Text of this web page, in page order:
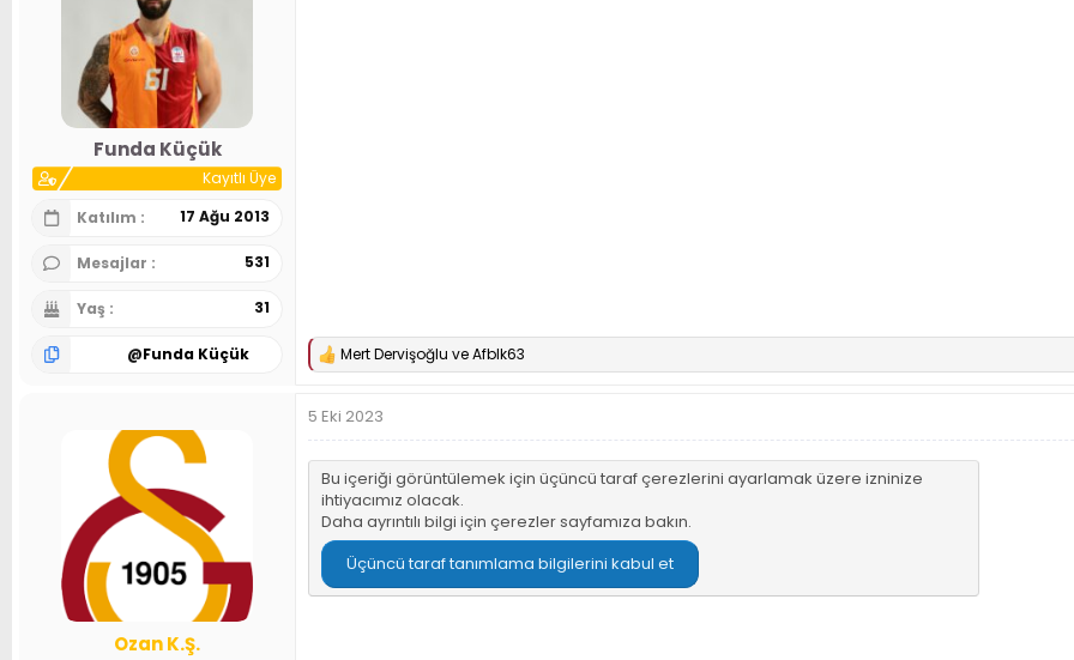
Funda Küçük
Kayıtlı Üye
Katılım
17 Ağu 2013
Mesajlar 531
Yaş 31
@Funda Küçük
T
k
i
l
e
Mert Dervişoğlu veAfblk63
Ozan K.Ş.
5 Eki 2023
Bu içeriği görüntülemek için üçüncü taraf çerezlerini ayarlamak üzere izninize
ihtiyacımız olacak.
Daha ayrıntılı bilgi için çerezler sayfamıza bakın.
Üçüncü taraf tanımlama bilgilerini kabul et